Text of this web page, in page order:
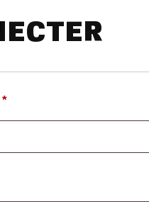
*Obligatoire